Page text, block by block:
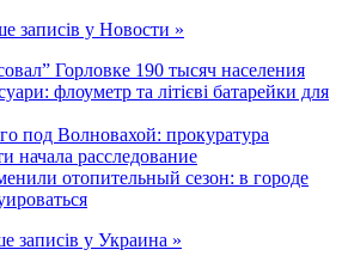
записів у Новости »
Горловке 190 тысяч населения
флоуметр та літієві батарейки для
под Волновахой: прокуратура
начала расследование
отопительный сезон: в городе
записів у Украина »